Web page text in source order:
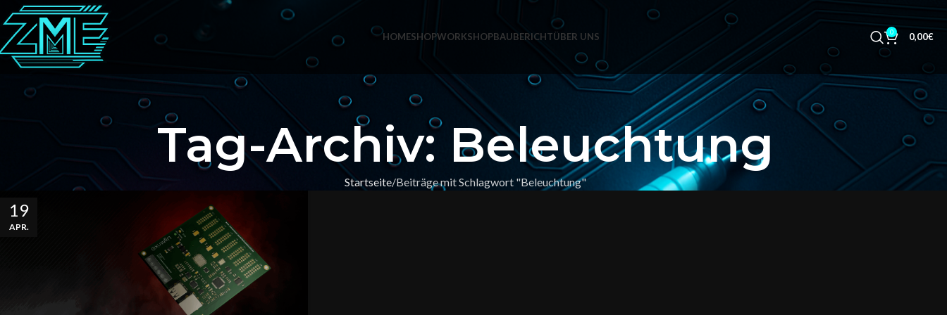
HOMESHOPWORKSHOPBAUBERICHTÜBER UNS 0 0,00€
Tag-Archiv: Beleuchtung
Startseite Beiträge mit Schlagwort "Beleuchtung"
19
APR.